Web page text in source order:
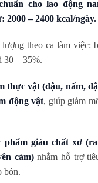
cho lao động
2000 – 2400 kcal/ngày.
lượng theo ca làm việc:
30 – 35%.
thực vật (đậu, nấm,
động vật, giúp giảm
phẩm giàu chất xơ
cám)nhằm hỗ trợ
bón.